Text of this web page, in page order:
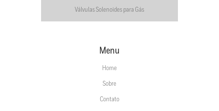
Válvulas Solenoides para Gás
Menu
Home
Sobre
Contato